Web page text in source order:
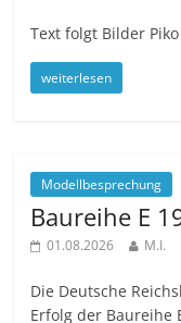
Text folgt Bilder
weiterlesen
Modellbesprechung
Baureihe E
01.08.2026 M.I.
Die Deutsche
Erfolg der Baureihe